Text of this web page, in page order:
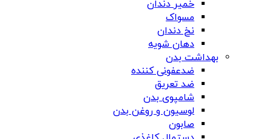
خمیر دندان
مسواک
نخ دندان
دهان شویه
بهداشت بدن
ضدعفونی کننده
ضد تعریق
شامپوی بدن
لوسیون و روغن بدن
صابون